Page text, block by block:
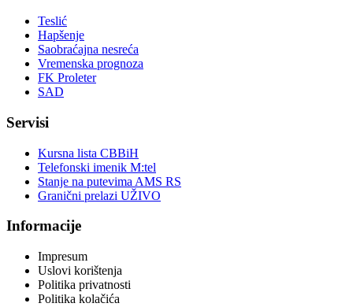
Teslić
Hapšenje
Saobraćajna nesreća
Vremenska prognoza
FK Proleter
SAD
Servisi
Kursna lista CBBiH
Telefonski imenik M:tel
Stanje na putevima AMS RS
Granični prelazi UŽIVO
Informacije
Impresum
Uslovi korištenja
Politika privatnosti
Politika kolačića